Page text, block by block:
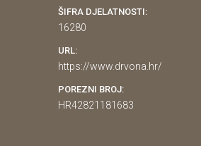
ŠIFRA DJELATNOSTI:
16280
URL:
https://www.drvona.hr/
POREZNI BROJ:
HR42821181683